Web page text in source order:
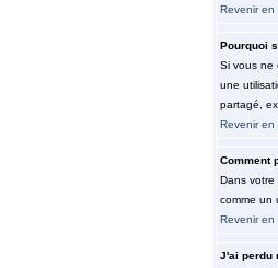
Revenir en
Pourquoi
Si vous ne
une
partagé,
Revenir en
Comment
Dans votre
comme un
Revenir en
J'ai perdu